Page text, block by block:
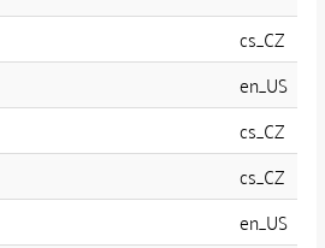
cs_CZ
en_US
cs_CZ
cs_CZ
en_US